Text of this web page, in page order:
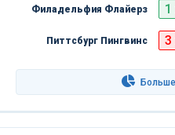
Филадельфия Флайерз 1
Питтсбург Пингвинс 3